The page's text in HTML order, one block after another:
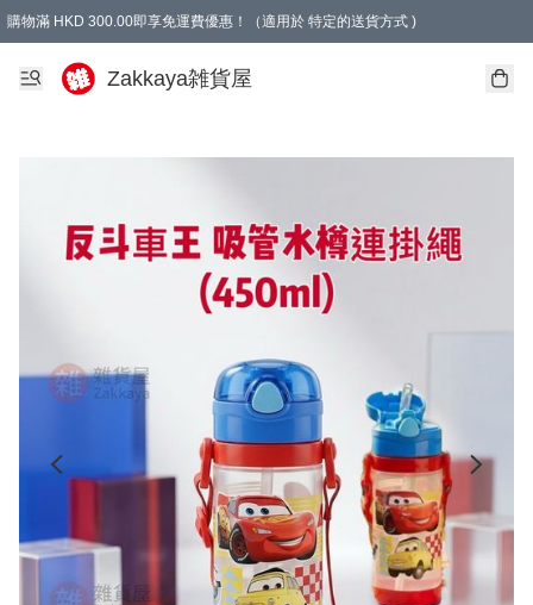
購物滿 HKD 300.00即享免運費優惠！（適用於 特定的送貨方式 )
Zakkaya雑貨屋